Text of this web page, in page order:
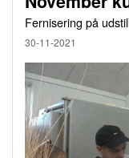
Fernisering på
30-11-2021